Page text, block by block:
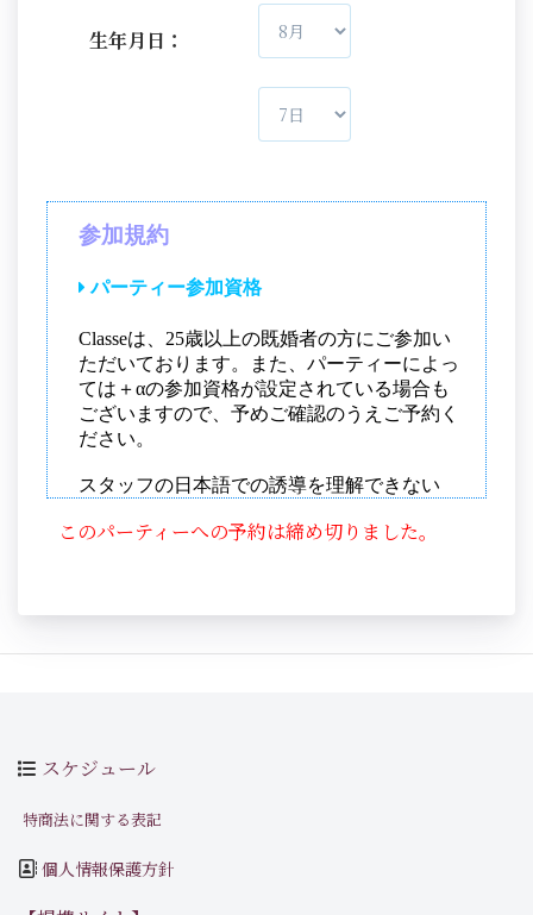
生年月日：
このパーティーへの予約は締め切りました。
スケジュール
特商法に関する表記
個人情報保護方針